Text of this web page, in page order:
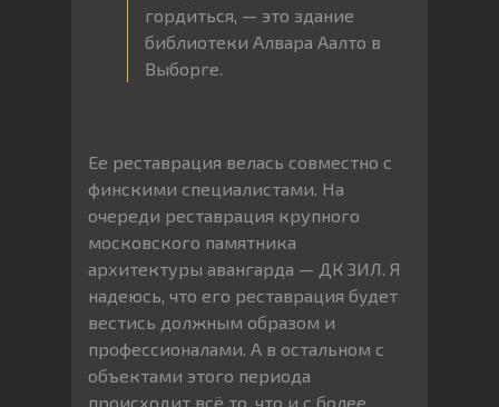
гордиться, — это здание
библиотеки Алвара Аалто в
Выборге.
Ее реставрация велась совместно с
финскими специалистами. На
очереди реставрация крупного
московского памятника
архитектуры авангарда — ДК ЗИЛ. Я
надеюсь, что его реставрация будет
вестись должным образом и
профессионалами. А в остальном с
объектами этого периода
происходит всё то, что и с более